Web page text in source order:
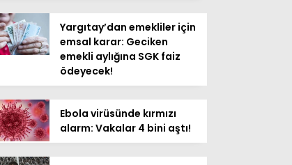
Yargıtay’dan emekliler için
emsal karar: Geciken
emekli aylığına SGK faiz
ödeyecek!
Ebola virüsünde kırmızı
alarm: Vakalar 4 bini aştı!